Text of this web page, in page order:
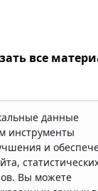
все
данные
инструменты
и
Вы можете
2026.
Компания